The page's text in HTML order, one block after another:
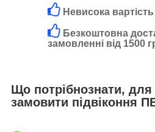
Невисока вартість
Безкоштовна
замовленні від 1500
Що потрібнознати,
замовити підвіконня